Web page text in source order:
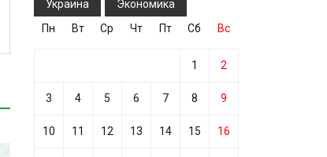
Украина Экономика
Пн Вт Ср Чт Пт Сб Вс
1 2
3 4 5 6 7 8 9
10 11 12 13 14 15 16